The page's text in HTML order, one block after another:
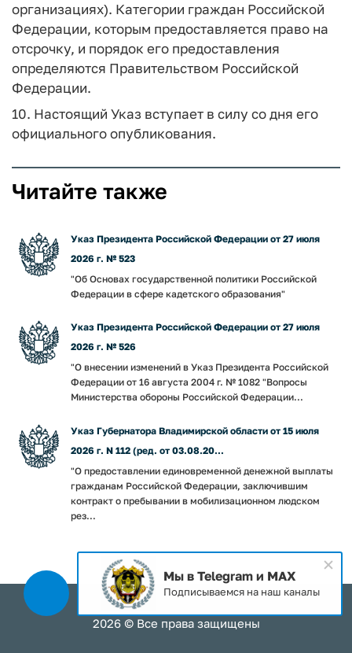
организациях). Категории граждан Российской
Федерации, которым предоставляется право на
отсрочку, и порядок его предоставления
определяются Правительством Российской
Федерации.
10. Настоящий Указ вступает в силу со дня его
официального опубликования.
Читайте также
Указ Президента Российской Федерации от 27 июля
2026 г. № 523
"Об Основах государственной политики Российской
Федерации в сфере кадетского образования"
Указ Президента Российской Федерации от 27 июля
2026 г. № 526
"О внесении изменений в Указ Президента Российской
Федерации от 16 августа 2004 г. № 1082 "Вопросы
Министерства обороны Российской Федерации...
Указ Губернатора Владимирской области от 15 июля
2026 г. N 112 (ред. от 03.08.20...
"О предоставлении единовременной денежной выплаты
гражданам Российской Федерации, заключившим
контракт о пребывании в мобилизационном людском
рез...
2026 © Все права защищены
Мы в Telegram и MAX
Подписываемся на наш каналы